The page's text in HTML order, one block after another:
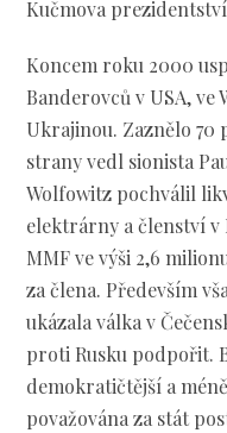
Kučmova
Koncem roku 2000
Banderovců v USA,
Ukrajinou. Zaznělo 70
strany vedl sionista
Wolfowitz pochválil
elektrárny a členství
MMF ve výši 2,6
za člena. Především
ukázala válka v
proti Rusku podpořit.
demokratičtější a
považována za stát